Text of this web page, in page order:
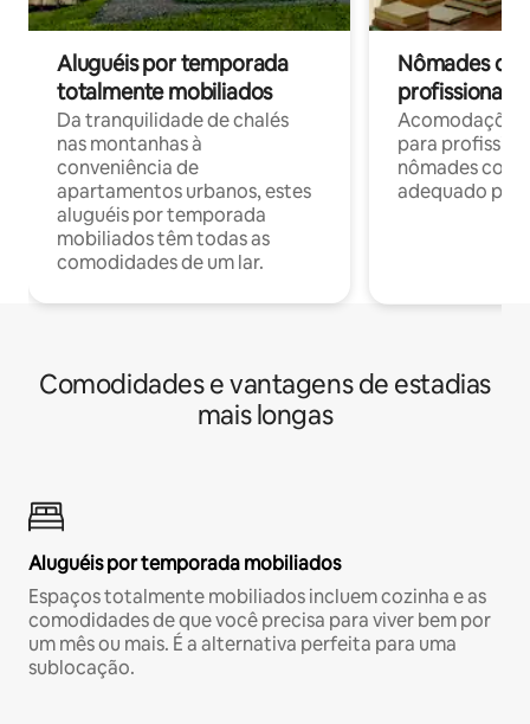
Aluguéis por temporada
totalmente mobiliados
Da tranquilidade de chalés
nas montanhas à
conveniência de
apartamentos urbanos, estes
aluguéis por temporada
mobiliados têm todas as
comodidades de um lar.
Nômades
profissionais
para
nômades com
adequado
Comodidades e vantagens de estadias
mais longas
Aluguéis por temporada mobiliados
Espaços totalmente mobiliados incluem cozinha e as
comodidades de que você precisa para viver bem por
um mês ou mais. É a alternativa perfeita para uma
sublocação.